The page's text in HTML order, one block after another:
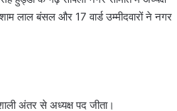
लाल बंसल और 17 वार्ड उम्मीदवारों ने नगर
अंतर से अध्यक्ष पद जीता।